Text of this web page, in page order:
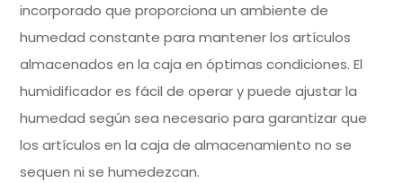
incorporado que proporciona un ambiente de
humedad constante para mantener los artículos
almacenados en la caja en óptimas condiciones. El
humidificador es fácil de operar y puede ajustar la
humedad según sea necesario para garantizar que
los artículos en la caja de almacenamiento no se
sequen ni se humedezcan.